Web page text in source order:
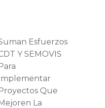
Esfuerzos
Y SEMOVIS
Que
La